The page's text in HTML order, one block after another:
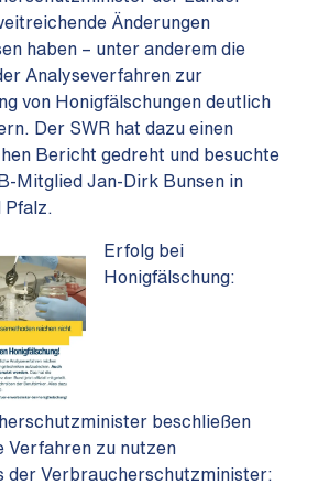
Änderungen
haben – unter anderem die
Analyseverfahren zur
von Honigfälschungen deutlich
Der SWR hat dazu einen
Bericht gedreht und besuchte
Mitglied Jan-Dirk Bunsen in
Pfalz.
Erfolg bei
Honigfälschung:
beschließen
Verfahren zu nutzen
der Verbraucherschutzminister: